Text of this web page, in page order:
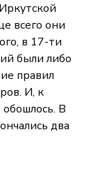
всего они
в 17-ти
были либо
правил
И, к
В
два